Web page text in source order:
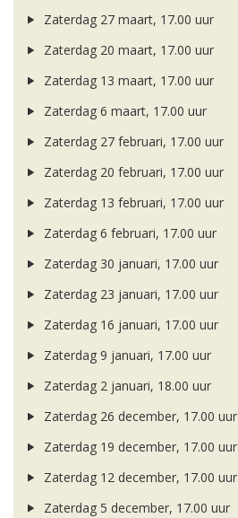
Zaterdag 27 maart, 17.00 uur
Zaterdag 20 maart, 17.00 uur
Zaterdag 13 maart, 17.00 uur
Zaterdag 6 maart, 17.00 uur
Zaterdag 27 februari, 17.00 uur
Zaterdag 20 februari, 17.00 uur
Zaterdag 13 februari, 17.00 uur
Zaterdag 6 februari, 17.00 uur
Zaterdag 30 januari, 17.00 uur
Zaterdag 23 januari, 17.00 uur
Zaterdag 16 januari, 17.00 uur
Zaterdag 9 januari, 17.00 uur
Zaterdag 2 januari, 18.00 uur
Zaterdag 26 december, 17.00 uur
Zaterdag 19 december, 17.00 uur
Zaterdag 12 december, 17.00 uur
Zaterdag 5 december, 17.00 uur